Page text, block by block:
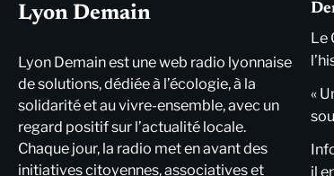
Lyon Demain
Lyon Demain est une web radio lyonnaise
de solutions, dédiée à l’écologie, à la
solidarité et au vivre-ensemble, avec un
regard positif sur l’actualité locale.
Chaque jour, la radio met en avant des
initiatives citoyennes, associatives et
Le
«
il